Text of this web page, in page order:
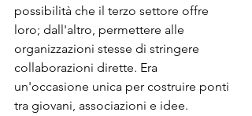
possibilità che il terzo settore offre
loro; dall'altro, permettere alle
organizzazioni stesse di stringere
collaborazioni dirette. Era
un'occasione unica per costruire ponti
tra giovani, associazioni e idee.